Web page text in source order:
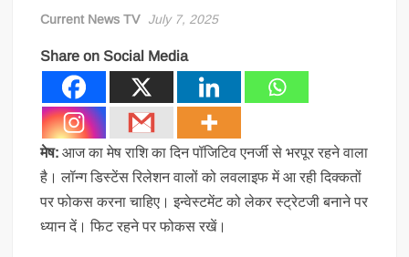
Current News TV July 7, 2025
Share on Social Media
मेष:आज का मेष राशि का दिन पॉजिटिव एनर्जी से भरपूर रहने वाला
है। लॉन्ग डिस्टेंस रिलेशन वालों को लवलाइफ में आ रही दिक्कतों
पर फोकस करना चाहिए। इन्वेस्टमेंट को लेकर स्ट्रेटजी बनाने पर
ध्यान दें। फिट रहने पर फोकस रखें।